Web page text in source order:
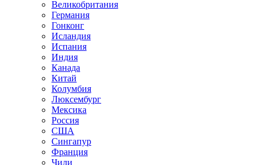
Великобритания
Германия
Гонконг
Исландия
Испания
Индия
Канада
Китай
Колумбия
Люксембург
Мексика
Россия
США
Сингапур
Франция
Чили